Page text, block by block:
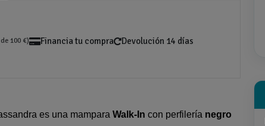
100 €) Financia tu compra Devolución 14 días
es una mamparaWalk-In con perfilería negro